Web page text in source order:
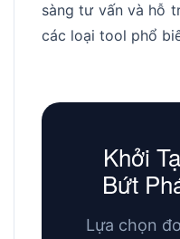
sàng tư vấn và hỗ
các loại tool phổ
Khởi
Bứt
Lựa chọn